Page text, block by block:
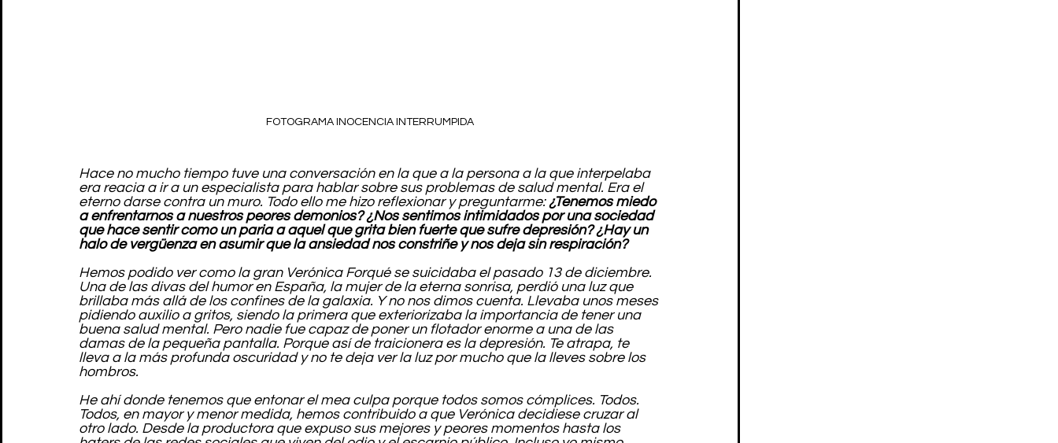
FOTOGRAMA INOCENCIA INTERRUMPIDA
Hace no mucho tiempo tuve una conversación en la que a la persona a la que interpelaba
era reacia a ir a un especialista para hablar sobre sus problemas de salud mental. Era el
eterno darse contra un muro. Todo ello me hizo reflexionar y preguntarme: ¿Tenemos miedo
a enfrentarnos a nuestros peores demonios? ¿Nos sentimos intimidados por una sociedad
que hace sentir como un paria a aquel que grita bien fuerte que sufre depresión? ¿Hay un
halo de vergüenza en asumir que la ansiedad nos constriñe y nos deja sin respiración?
Hemos podido ver como la gran Verónica Forqué se suicidaba el pasado 13 de diciembre.
Una de las divas del humor en España, la mujer de la eterna sonrisa, perdió una luz que
brillaba más allá de los confines de la galaxia. Y no nos dimos cuenta. Llevaba unos meses
pidiendo auxilio a gritos, siendo la primera que exteriorizaba la importancia de tener una
buena salud mental. Pero nadie fue capaz de poner un flotador enorme a una de las
damas de la pequeña pantalla. Porque así de traicionera es la depresión. Te atrapa, te
lleva a la más profunda oscuridad y no te deja ver la luz por mucho que la lleves sobre los
hombros.
He ahí donde tenemos que entonar el mea culpa porque todos somos cómplices. Todos.
Todos, en mayor y menor medida, hemos contribuido a que Verónica decidiese cruzar al
otro lado. Desde la productora que expuso sus mejores y peores momentos hasta los